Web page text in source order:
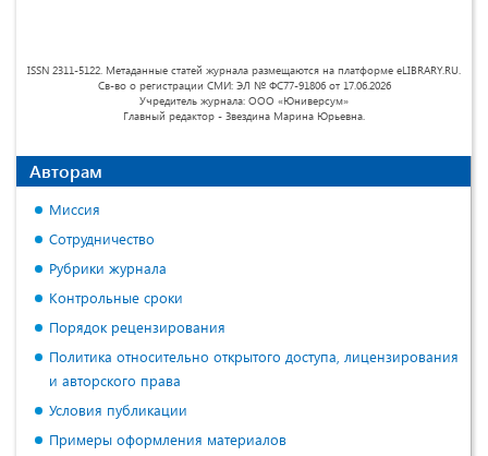
ISSN 2311-5122. Метаданные статей журнала размещаются на платформе eLIBRARY.RU.
Св-во о регистрации СМИ: ЭЛ № ФС77-91806 от 17.06.2026
Учредитель журнала: ООО «Юниверсум»
Главный редактор - Звездина Марина Юрьевна.
Авторам
Миссия
Сотрудничество
Рубрики журнала
Контрольные сроки
Порядок рецензирования
Политика относительно открытого доступа, лицензирования
и авторского права
Условия публикации
Примеры оформления материалов